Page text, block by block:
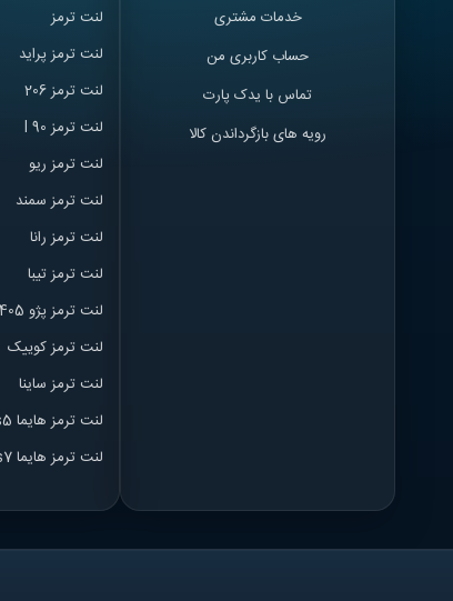
خدمات مشتری
حساب کاربری من
تماس با یدک پارت
رویه های بازگرداندن کالا
لنت ترمز
لنت ترمز پراید
لنت ترمز 206
لنت ترمز l 90
لنت ترمز ریو
لنت ترمز سمند
لنت ترمز رانا
لنت ترمز تیبا
لنت ترمز پژو 405
لنت ترمز کوییک
لنت ترمز ساینا
لنت ترمز هایما s5
لنت ترمز هایما s7